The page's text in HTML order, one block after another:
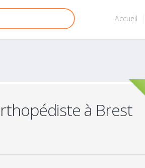
Accueil
à Brest